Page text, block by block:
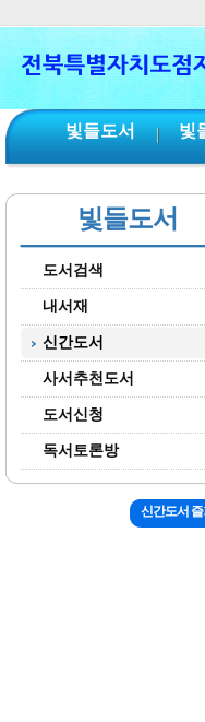
빛들도서 빛
빛들도서
도서검색
내서재
신간도서
사서추천도서
도서신청
독서토론방
신간도서